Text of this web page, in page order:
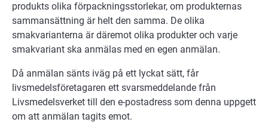
produkts olika förpackningsstorlekar, om produkternas
sammansättning är helt den samma. De olika
smakvarianterna är däremot olika produkter och varje
smakvariant ska anmälas med en egen anmälan.
Då anmälan sänts iväg på ett lyckat sätt, får
livsmedelsföretagaren ett svarsmeddelande från
Livsmedelsverket till den e-postadress som denna uppgett
om att anmälan tagits emot.